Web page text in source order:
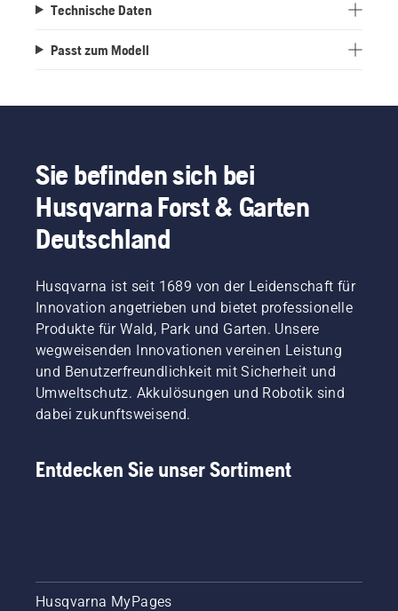
Technische Daten
Passt zum Modell
Sie befinden sich bei
Husqvarna Forst & Garten
Deutschland
Husqvarna ist seit 1689 von der Leidenschaft für
Innovation angetrieben und bietet professionelle
Produkte für Wald, Park und Garten. Unsere
wegweisenden Innovationen vereinen Leistung
und Benutzerfreundlichkeit mit Sicherheit und
Umweltschutz. Akkulösungen und Robotik sind
dabei zukunftsweisend.
Entdecken Sie unser Sortiment
Husqvarna MyPages